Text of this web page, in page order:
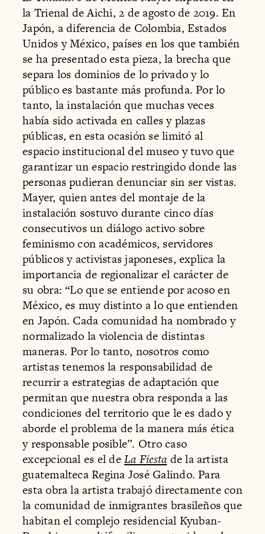
la Trienal de Aichi, 2 de agosto de 2019. En
Japón, a diferencia de Colombia, Estados
Unidos y México, países en los que también
se ha presentado esta pieza, la brecha que
separa los dominios de lo privado y lo
público es bastante más profunda. Por lo
tanto, la instalación que muchas veces
había sido activada en calles y plazas
públicas, en esta ocasión se limitó al
espacio institucional del museo y tuvo que
garantizar un espacio restringido donde las
personas pudieran denunciar sin ser vistas.
Mayer, quien antes del montaje de la
instalación sostuvo durante cinco días
consecutivos un diálogo activo sobre
feminismo con académicos, servidores
públicos y activistas japoneses, explica la
importancia de regionalizar el carácter de
su obra: “Lo que se entiende por acoso en
México, es muy distinto a lo que entienden
en Japón. Cada comunidad ha nombrado y
normalizado la violencia de distintas
maneras. Por lo tanto, nosotros como
artistas tenemos la responsabilidad de
recurrir a estrategias de adaptación que
permitan que nuestra obra responda a las
condiciones del territorio que le es dado y
aborde el problema de la manera más ética
y responsable posible”. Otro caso
excepcional es el deLa Fiesta de la artista
guatemalteca Regina José Galindo. Para
esta obra la artista trabajó directamente con
la comunidad de inmigrantes brasileños que
habitan el complejo residencial Kyuban-